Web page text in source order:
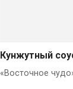
Кунжутный
«Восточное